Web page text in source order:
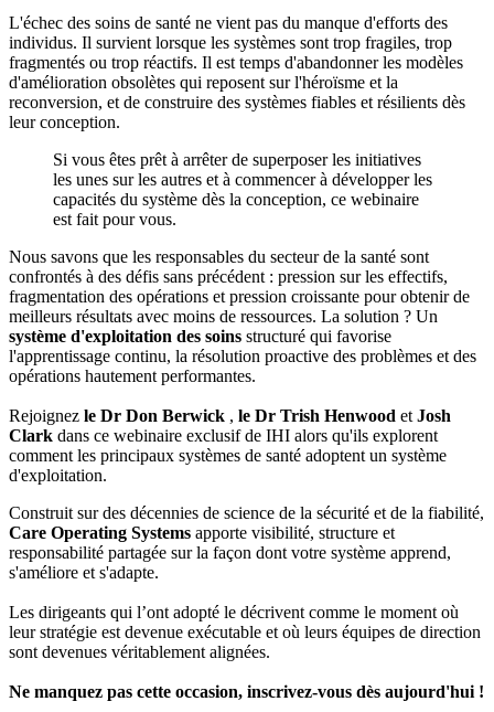
L'échec des soins de santé ne vient pas du manque d'efforts des
individus. Il survient lorsque les systèmes sont trop fragiles, trop
fragmentés ou trop réactifs. Il est temps d'abandonner les modèles
d'amélioration obsolètes qui reposent sur l'héroïsme et la
reconversion, et de construire des systèmes fiables et résilients dès
leur conception.
Si vous êtes prêt à arrêter de superposer les initiatives
les unes sur les autres et à commencer à développer les
capacités du système dès la conception, ce webinaire
est fait pour vous.
Nous savons que les responsables du secteur de la santé sont
confrontés à des défis sans précédent : pression sur les effectifs,
fragmentation des opérations et pression croissante pour obtenir de
meilleurs résultats avec moins de ressources. La solution ? Un
système d'exploitation des soins structuré qui favorise
l'apprentissage continu, la résolution proactive des problèmes et des
opérations hautement performantes.
Rejoignez le Dr Don Berwick , le Dr Trish Henwood et Josh
Clark dans ce webinaire exclusif de IHI alors qu'ils explorent
comment les principaux systèmes de santé adoptent un système
d'exploitation.
Construit sur des décennies de science de la sécurité et de la fiabilité,
Care Operating Systems apporte visibilité, structure et
responsabilité partagée sur la façon dont votre système apprend,
s'améliore et s'adapte.
Les dirigeants qui l’ont adopté le décrivent comme le moment où
leur stratégie est devenue exécutable et où leurs équipes de direction
sont devenues véritablement alignées.
Ne manquez pas cette occasion, inscrivez-vous dès aujourd'hui !